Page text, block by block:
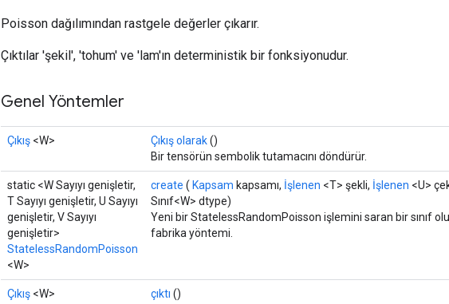
Poisson dağılımından rastgele değerler çıkarır.
Çıktılar 'şekil', 'tohum' ve 'lam'ın deterministik bir fonksiyonudur.
Genel Yöntemler
Çıkış <W> Çıkış olarak()
Bir tensörün sembolik tutamacını döndürür.
static <W Sayıyı genişletir,
T Sayıyı genişletir, U Sayıyı
genişletir, V Sayıyı
genişletir>
StatelessRandomPoisson
<W>
create ( Kapsam kapsamı, İşlenen <T> şekli, İşlenen <U>
Sınıf<W> dtype)
Yeni bir StatelessRandomPoisson işlemini saran bir sınıf
fabrika yöntemi.
Çıkış <W> çıktı ()